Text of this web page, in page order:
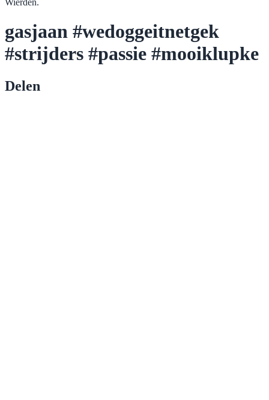
gasjaan #wedoggeitnetgek
#strijders #passie #mooiklupke
Delen